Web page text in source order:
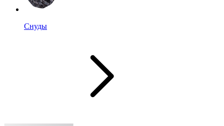
Снуды